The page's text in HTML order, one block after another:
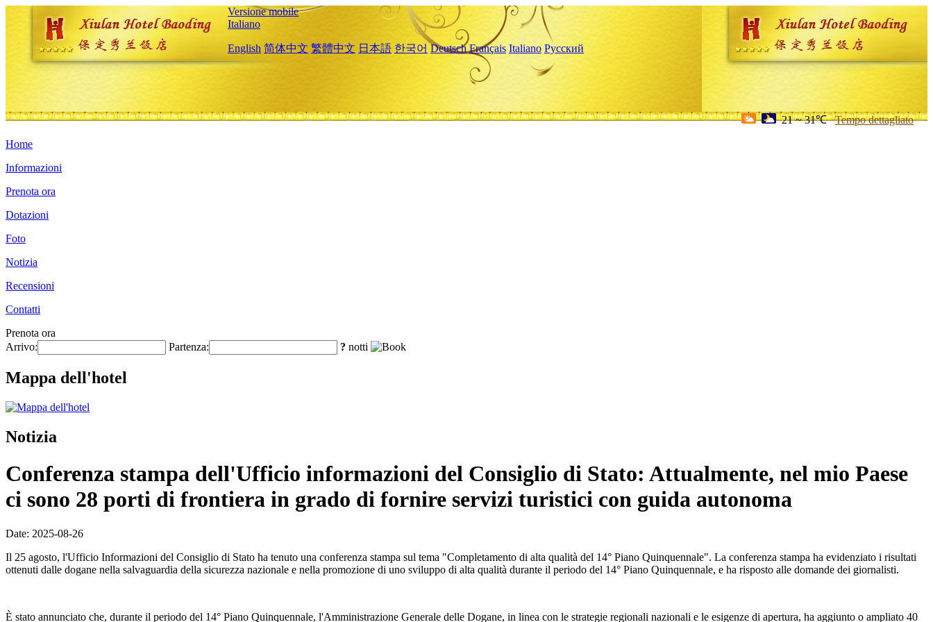
Versione mobile
Italiano
English 简体中文 繁體中文 日本語 한국어 Deutsch Français Italiano Русский
21 ~ 31℃ Tempo dettagliato
Home
Informazioni
Prenota ora
Dotazioni
Foto
Notizia
Recensioni
Contatti
Prenota ora
Arrivo:
Partenza: ? notti
Mappa dell'hotel
Notizia
Conferenza stampa dell'Ufficio informazioni del Consiglio di Stato: Attualmente, nel mio Paese
ci sono 28 porti di frontiera in grado di fornire servizi turistici con guida autonoma
Date: 2025-08-26
Il 25 agosto, l'Ufficio Informazioni del Consiglio di Stato ha tenuto una conferenza stampa sul tema "Completamento di alta qualità del 14° Piano Quinquennale". La conferenza stampa ha evidenziato i risultati
ottenuti dalle dogane nella salvaguardia della sicurezza nazionale e nella promozione di uno sviluppo di alta qualità durante il periodo del 14° Piano Quinquennale, e ha risposto alle domande dei giornalisti.
È stato annunciato che, durante il periodo del 14° Piano Quinquennale, l'Amministrazione Generale delle Dogane, in linea con le strategie regionali nazionali e le esigenze di apertura, ha aggiunto o ampliato 40